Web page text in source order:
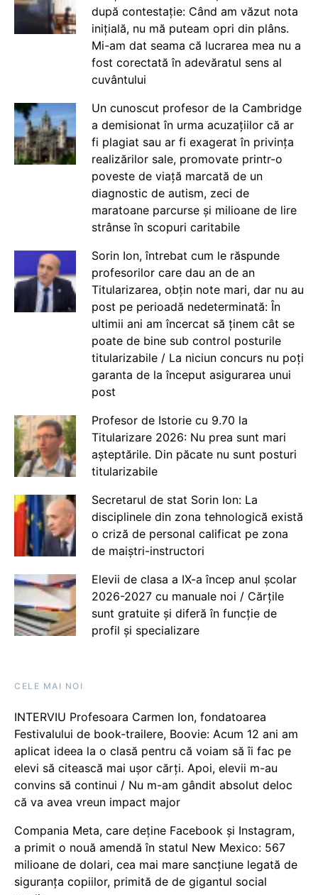
după contestație: Când am văzut nota
inițială, nu mă puteam opri din plâns.
Mi-am dat seama că lucrarea mea nu a
fost corectată în adevăratul sens al
cuvântului
Un cunoscut profesor de la Cambridge
a demisionat în urma acuzațiilor că ar
fi plagiat sau ar fi exagerat în privința
realizărilor sale, promovate printr-o
poveste de viață marcată de un
diagnostic de autism, zeci de
maratoane parcurse și milioane de lire
strânse în scopuri caritabile
Sorin Ion, întrebat cum le răspunde
profesorilor care dau an de an
Titularizarea, obțin note mari, dar nu au
post pe perioadă nedeterminată: În
ultimii ani am încercat să ținem cât se
poate de bine sub control posturile
titularizabile / La niciun concurs nu poți
garanta de la început asigurarea unui
post
Profesor de Istorie cu 9.70 la
Titularizare 2026: Nu prea sunt mari
așteptările. Din păcate nu sunt posturi
titularizabile
Secretarul de stat Sorin Ion: La
disciplinele din zona tehnologică există
o criză de personal calificat pe zona
de maiștri-instructori
Elevii de clasa a IX-a încep anul școlar
2026-2027 cu manuale noi / Cărțile
sunt gratuite și diferă în funcție de
profil și specializare
CELE MAI NOI
INTERVIU Profesoara Carmen Ion, fondatoarea
Festivalului de book-trailere, Boovie: Acum 12 ani am
aplicat ideea la o clasă pentru că voiam să îi fac pe
elevi să citească mai ușor cărți. Apoi, elevii m-au
convins să continui / Nu m-am gândit absolut deloc
că va avea vreun impact major
Compania Meta, care deține Facebook și Instagram,
a primit o nouă amendă în statul New Mexico: 567
milioane de dolari, cea mai mare sancțiune legată de
siguranța copiilor, primită de de gigantul social